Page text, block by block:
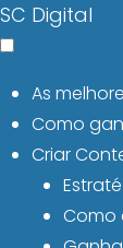
SC Digital
As
Como
Criar
Como